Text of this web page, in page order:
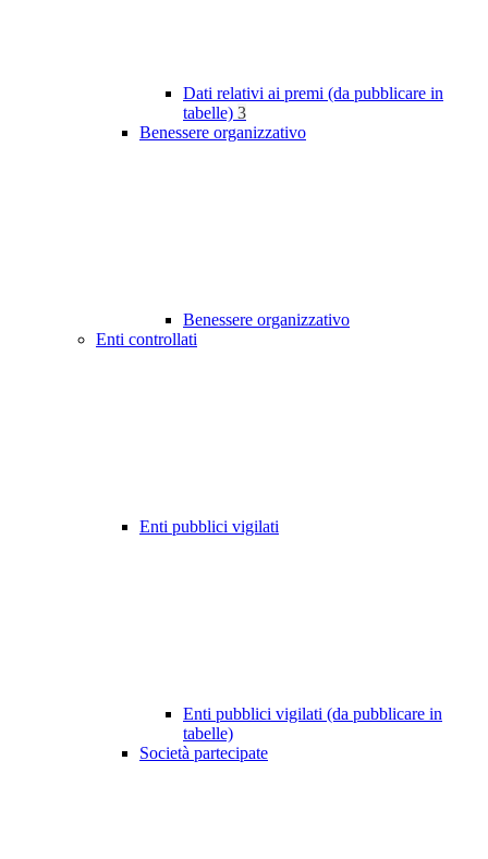
Dati relativi ai premi (da pubblicare in
tabelle) 3
Benessere organizzativo
Benessere organizzativo
Enti controllati
Enti pubblici vigilati
Enti pubblici vigilati (da pubblicare in
tabelle)
Società partecipate